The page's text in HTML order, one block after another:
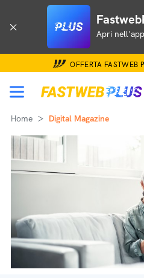
Apri nell'app
OFFERTA FASTWEB
Home Digital Magazine